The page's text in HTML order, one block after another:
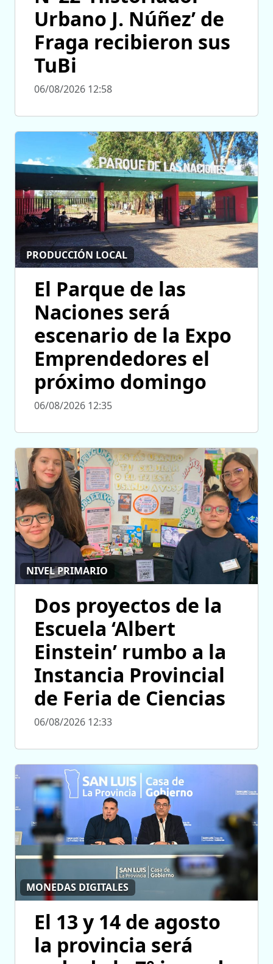
Urbano J. Núñez’ de
Fraga recibieron sus
TuBi
06/08/2026 12:58
PRODUCCIÓN LOCAL
El Parque de las
Naciones será
escenario de la Expo
Emprendedores el
próximo domingo
06/08/2026 12:35
NIVEL PRIMARIO
Dos proyectos de la
Escuela ‘Albert
Einstein’ rumbo a la
Instancia Provincial
de Feria de Ciencias
06/08/2026 12:33
MONEDAS DIGITALES
El 13 y 14 de agosto
la provincia será